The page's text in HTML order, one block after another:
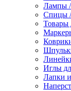
Лампы /
Спицы /
Товары
Иглы
Лапки